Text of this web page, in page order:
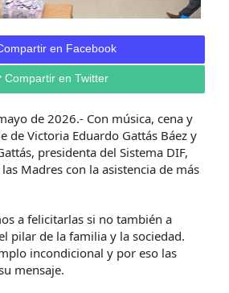
en Facebook
Compartir en Twitter
de 2026.- Con música, cena y
de Victoria Eduardo Gattás Báez y
presidenta del Sistema DIF,
Madres con la asistencia de más
a felicitarlas si no también a
pilar de la familia y la sociedad.
incondicional y por eso las
mensaje.